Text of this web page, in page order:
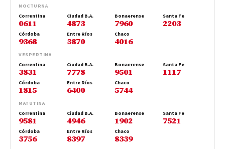
NOCTURNA
Correntina
0611
Ciudad B.A.
4873
Bonaerense
7960
Santa Fe
2203
Córdoba
9368
Entre Ríos
3870
Chaco
4016
VESPERTINA
Correntina
3831
Ciudad B.A.
7778
Bonaerense
9501
Santa Fe
1117
Córdoba
1815
Entre Ríos
6400
Chaco
5744
MATUTINA
Correntina
9581
Ciudad B.A.
4946
Bonaerense
1902
Santa Fe
7521
Córdoba
3756
Entre Ríos
8397
Chaco
8339